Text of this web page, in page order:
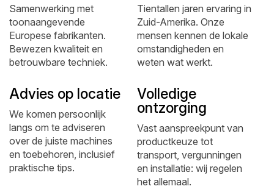
Samenwerking met
toonaangevende
Europese fabrikanten.
Bewezen kwaliteit en
betrouwbare techniek.
Tientallen jaren ervaring in
Zuid-Amerika. Onze
mensen kennen de lokale
omstandigheden en
weten wat werkt.
Advies op locatie
We komen persoonlijk
langs om te adviseren
over de juiste machines
en toebehoren, inclusief
praktische tips.
Volledige
ontzorging
Vast aanspreekpunt van
productkeuze tot
transport, vergunningen
en installatie: wij regelen
het allemaal.